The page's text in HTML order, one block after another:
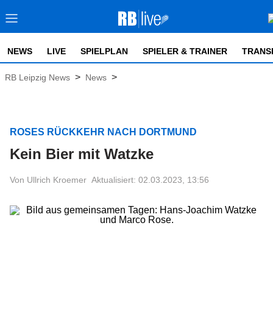
NEWS LIVE SPIELPLAN SPIELER & TRAINER
RB Leipzig News > News >
ROSES RÜCKKEHR NACH DORTMUND
Kein Bier mit Watzke
Von Ullrich Kroemer Aktualisiert: 02.03.2023, 13:56